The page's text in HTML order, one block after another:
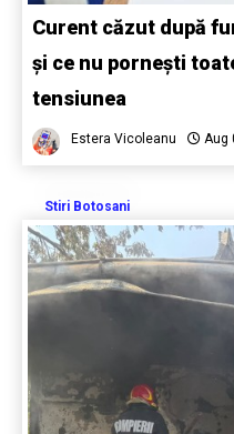
Curent căzut după
și ce nu pornești
tensiunea
Estera Vicoleanu Aug
Stiri Botosani